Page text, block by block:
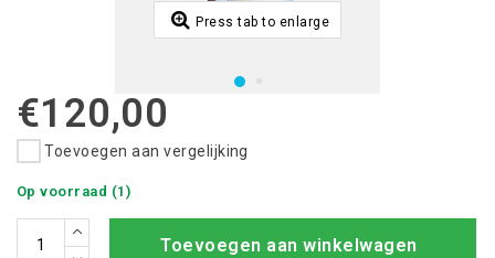
Press tab to enlarge
€120,00
Toevoegen aan vergelijking
Op voorraad (1)
Toevoegen aan winkelwagen